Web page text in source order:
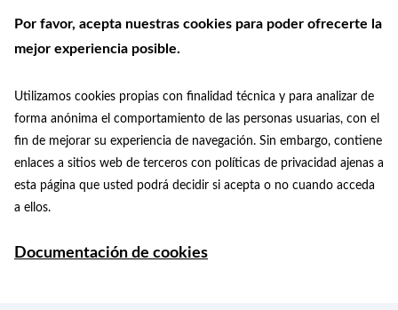
Por favor, acepta nuestras cookies para poder ofrecerte la
mejor experiencia posible.
Utilizamos cookies propias con finalidad técnica y para analizar de
forma anónima el comportamiento de las personas usuarias, con el
fin de mejorar su experiencia de navegación. Sin embargo, contiene
enlaces a sitios web de terceros con políticas de privacidad ajenas a
esta página que usted podrá decidir si acepta o no cuando acceda
a ellos.
Documentación de cookies